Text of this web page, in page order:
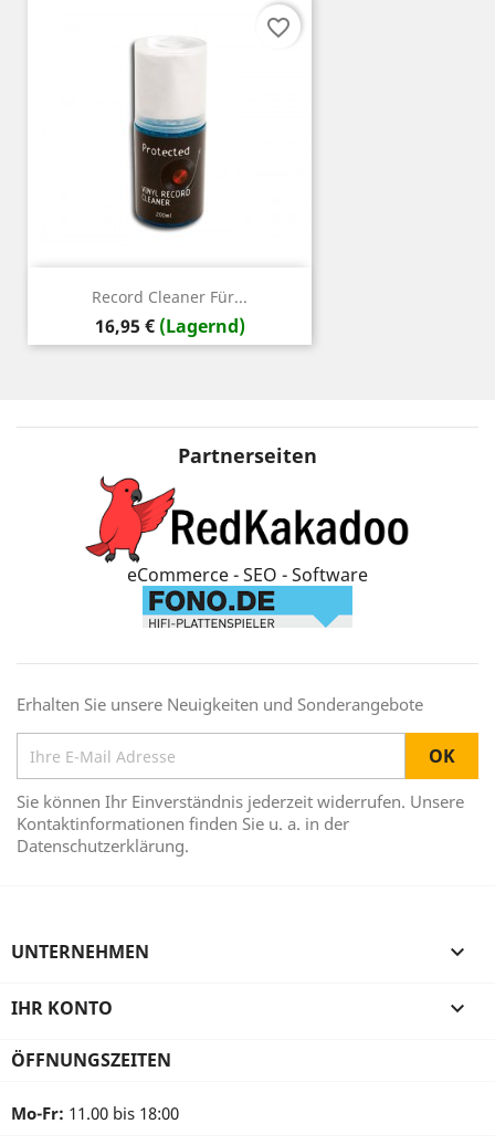
Record Cleaner Für...
Preis
16,95 € (Lagernd)
favorite_border
Partnerseiten
eCommerce - SEO - Software
Erhalten Sie unsere Neuigkeiten und Sonderangebote
Sie können Ihr Einverständnis jederzeit widerrufen. Unsere
Kontaktinformationen finden Sie u. a. in der
Datenschutzerklärung.
UNTERNEHMEN 
IHR KONTO 
ÖFFNUNGSZEITEN
Mo-Fr: 11.00 bis 18:00